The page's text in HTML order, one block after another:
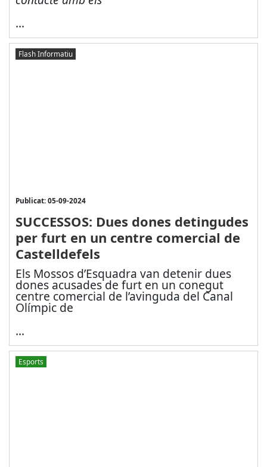
...
Flash Informatiu
Publicat: 05-09-2024
SUCCESSOS: Dues dones detingudes
per furt en un centre comercial de
Castelldefels
Els Mossos d’Esquadra van detenir dues
dones acusades de furt en un conegut
centre comercial de l’avinguda del Canal
Olímpic de
...
Esports